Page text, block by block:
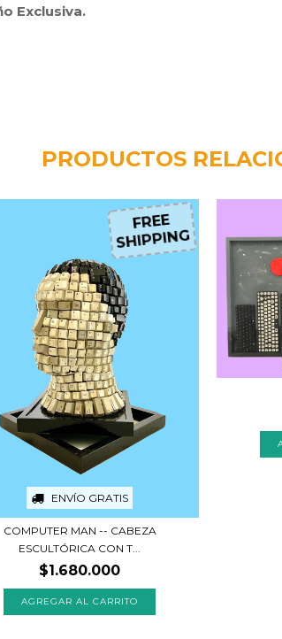
Exclusiva.
PRODUCTOS
ENVÍO GRATIS
FREE
SHIPPING
COMPUTER MAN -- CABEZA
ESCULTÓRICA CON T...
$1.680.000